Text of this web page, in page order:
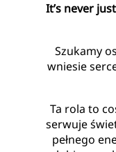
It’s never
Szukamy
wniesie
Ta rola to
serwuje
pełnego